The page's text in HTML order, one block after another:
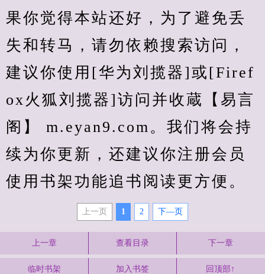
果你觉得本站还好，为了避免丢
失和转马，请勿依赖搜索访问，
建议你使用[华为刘揽器]或[Firef
ox火狐刘揽器]访问并收蔵【易言
阁】 m.eyan9.com。我们将会持
续为你更新，还建议你注册会员
使用书架功能追书阅读更方便。
上一页 1 2 下—页
上一章 查看目录 下一章
临时书架 加入书签 回顶部↑